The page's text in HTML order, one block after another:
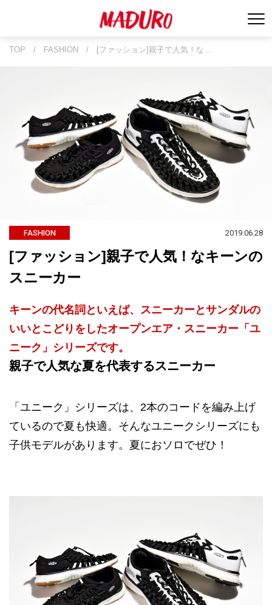
TOP / FASHION / [ファッション]親子で人気！な…
FASHION 2019.06.28
[ファッション]親子で人気！なキーンの
スニーカー
キーンの代名詞といえば、スニーカーとサンダルの
いいとこどりをしたオープンエア・スニーカー「ユ
ニーク」シリーズです。
親子で人気な夏を代表するスニーカー
「ユニーク」シリーズは、2本のコードを編み上げ
ているので夏も快適。そんなユニークシリーズにも
子供モデルがあります。夏におソロでぜひ！